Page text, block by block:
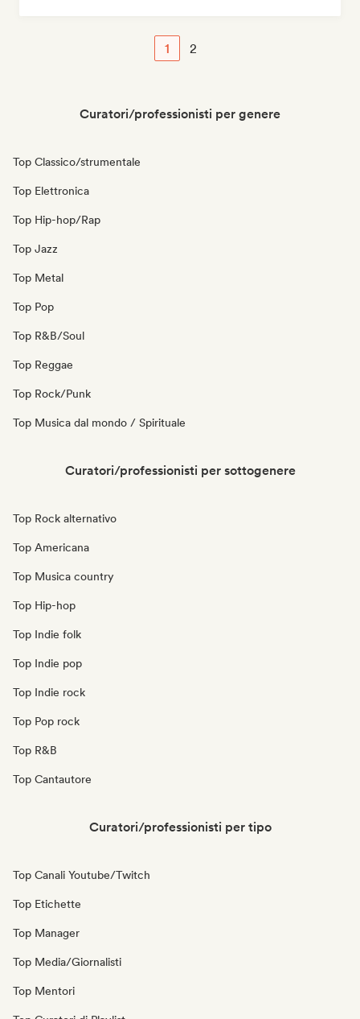
1 2
Curatori/professionisti per genere
Top Classico/strumentale
Top Elettronica
Top Hip-hop/Rap
Top Jazz
Top Metal
Top Pop
Top R&B/Soul
Top Reggae
Top Rock/Punk
Top Musica dal mondo / Spirituale
Curatori/professionisti per sottogenere
Top Rock alternativo
Top Americana
Top Musica country
Top Hip-hop
Top Indie folk
Top Indie pop
Top Indie rock
Top Pop rock
Top R&B
Top Cantautore
Curatori/professionisti per tipo
Top Canali Youtube/Twitch
Top Etichette
Top Manager
Top Media/Giornalisti
Top Mentori